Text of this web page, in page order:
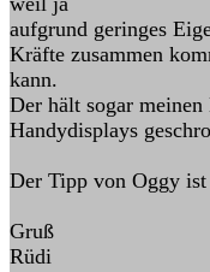
aufgrund geringes
Kräfte zusammen
kann.
Der hält sogar
Handydisplays
Der Tipp von Oggy
Gruß
Rüdi